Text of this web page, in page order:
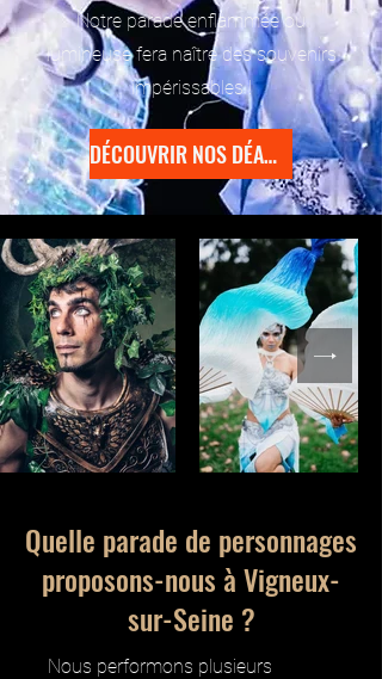
Notre parade enflammée ou
lumineuse fera naître des souvenirs
impérissables !
DÉCOUVRIR NOS DÉAMBULATIONS
Quelle parade de personnages
proposons-nous à Vigneux-
sur-Seine ?
Nous performons plusieurs